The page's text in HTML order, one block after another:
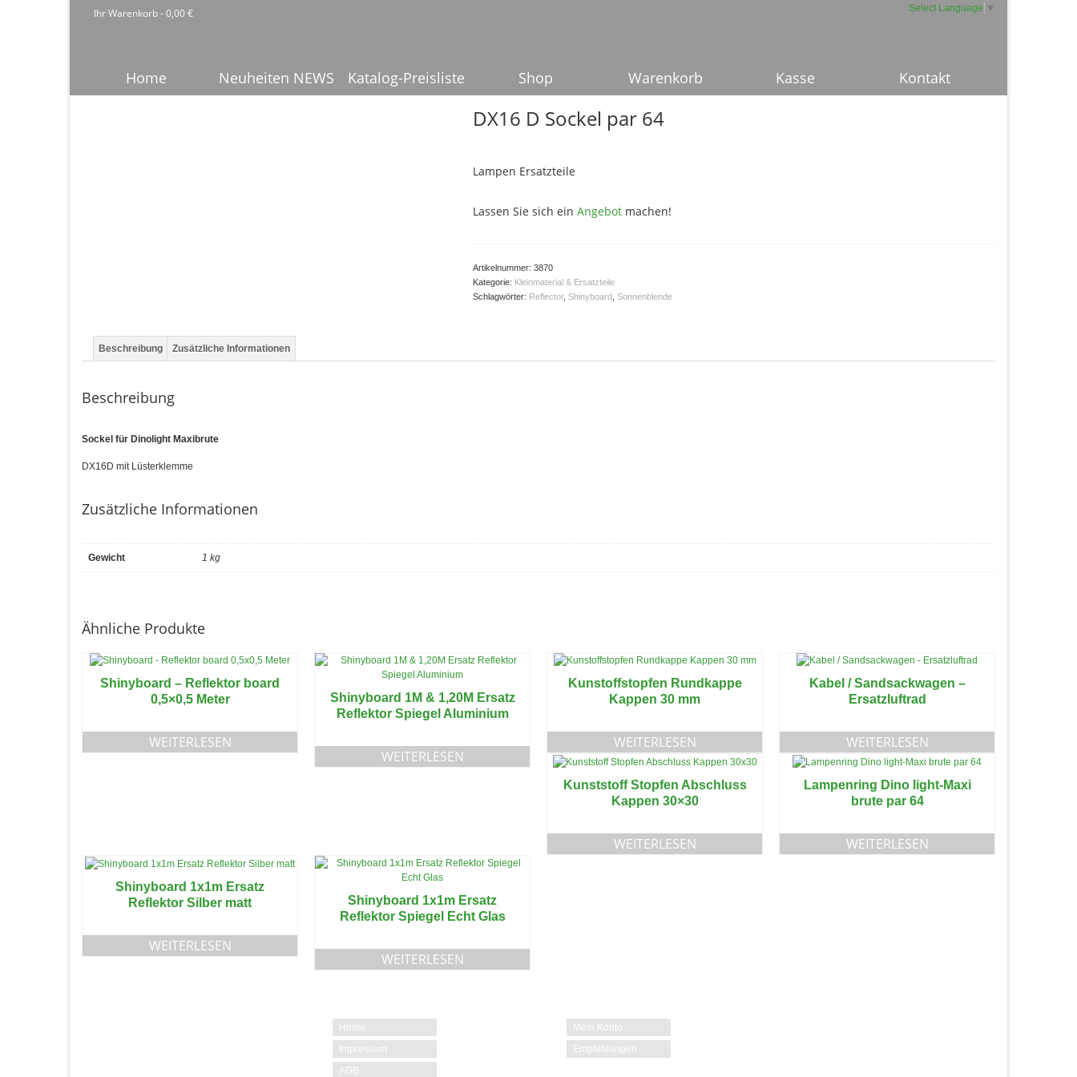
Ihr Warenkorb-0,00€ Select Language ▼
Home Neuheiten NEWS Katalog-Preisliste Shop Warenkorb Kasse Kontakt
DX16 D Sockel par 64
Lampen Ersatzteile
Lassen Sie sich ein Angebotmachen!
Artikelnummer: 3870
Kategorie: Kleinmaterial & Ersatzteile
Schlagwörter: Reflector, Shinyboard, Sonnenblende
Beschreibung Zusätzliche Informationen
Beschreibung
Sockel für Dinolight Maxibrute
DX16D mit Lüsterklemme
Zusätzliche Informationen
Gewicht 1 kg
Ähnliche Produkte
Shinyboard – Reflektor board
0,5×0,5 Meter
WEITERLESEN
Shinyboard 1M & 1,20M Ersatz
Reflektor Spiegel Aluminium
WEITERLESEN
Kunstoffstopfen Rundkappe
Kappen 30 mm
WEITERLESEN
Kabel / Sandsackwagen –
Ersatzluftrad
WEITERLESEN
Kunststoff Stopfen Abschluss
Kappen 30×30
WEITERLESEN
Lampenring Dino light-Maxi
brute par 64
WEITERLESEN
Shinyboard 1x1m Ersatz
Reflektor Silber matt
WEITERLESEN
Shinyboard 1x1m Ersatz
Reflektor Spiegel Echt Glas
WEITERLESEN
Home
Impressum
AGB
Mein Konto
Empfehlungen